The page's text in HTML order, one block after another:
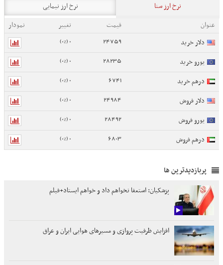
نرخ ارز سنا
نرخ ارز نیمایی
عنوان
قیمت تغییر
نمودار
دلار خرید
24759
0 (0%)
یورو خرید 28235
0 (0%)
درهم خرید 6741
0 (0%)
دلار فروش 24984
0 (0%)
یورو فروش 28492
0 (0%)
درهم فروش 6803
0 (0%)
پربازدیدترین ها
پزشکیان: استعفا نخواهم داد و خواهم ایستاد+فیلم
افزایش ظرفیت پروازی و مسیرهای هوایی ایران و عراق